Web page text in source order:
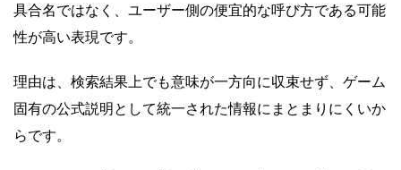
具合名ではなく、ユーザー側の便宜的な呼び方である可能
性が高い表現です。
理由は、検索結果上でも意味が一方向に収束せず、ゲーム
固有の公式説明として統一された情報にまとまりにくいか
らです。